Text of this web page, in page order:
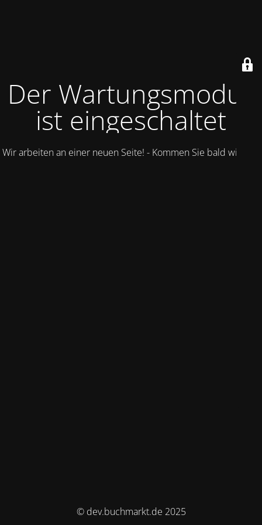
Der Wartungsmodus
ist eingeschaltet
Wir arbeiten an einer neuen Seite! - Kommen Sie bald wieder.
© dev.buchmarkt.de 2025